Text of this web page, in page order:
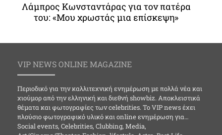
Λάμπρος Κωνσταντάρας για τον πατέρα
του: «Μου χρωστάς μια επίσκεψη»
VIP NEWS ONLINE MAGAZINE
Περιοδικό για την καλλιτεχνική ενημέρωση με πολλά νέα και
χιούμορ από την ελληνική και διεθνή showbiz. Αποκλειστικά
θέματα και φωτογραφίες των celebrities. Το VIP news έχει
πλούσιο φωτογραφικό υλικό και online ενημέρωση για…
Social events, Celebrities, Clubbing, Media,